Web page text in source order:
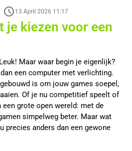
13 April 2026 11:17
je kiezen voor een
Maar waar begin je eigenlijk?
een computer met verlichting.
is om jouw games soepel,
Of je nu competitief speelt of
grote open wereld: met de
simpelweg beter. Maar wat
precies anders dan een gewone